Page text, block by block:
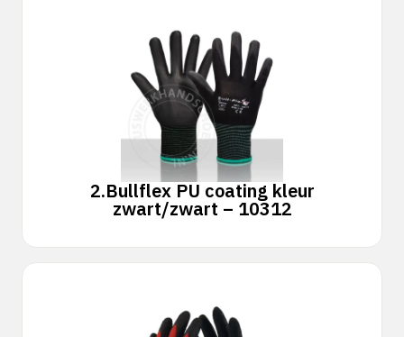
2.Bullflex PU coating kleur
zwart/zwart – 10312